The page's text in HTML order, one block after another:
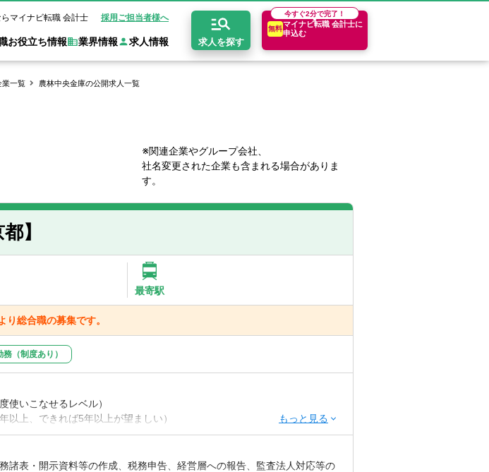
マイナビ転職 会計士 採用ご担当者様へ
求人を探す
今すぐ2分で完了！
無料
マイナビ転職 会計士に
申込む
アクセスマップ
お役立ち情報
転職
転職お役立ち情報
会計士・試験合格者の転職Q&A
WEB面接完全ガイド
キャリア診断
業界情報
査法人
コンサルティングファーム
事業会社
求人情報
ルティングファー
金融機関
事業会社
関東・首都圏
東海
業一覧 農林中央金庫の公開求人一覧
※関連企業やグループ会社、
社名変更された企業も含まれる場合がありま
す。
】
最寄駅
り総合職の募集です。
（制度あり）
使いこなせるレベル）
上、できれば5年以上が望ましい）
表・開示資料等作成、税務申告、経営層への報告、当局や監査法人対応、
トの対応経験
諸表・開示資料等の作成、税務申告、経営層への報告、監査法人対応等の